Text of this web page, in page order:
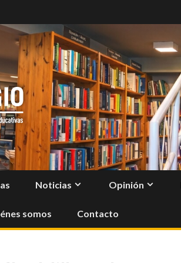
Noticias Opinión
somos Contacto